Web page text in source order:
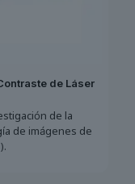
de Láser
de la
de imágenes de